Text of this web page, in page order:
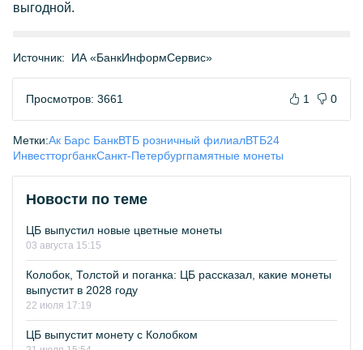
выгодной.
Источник: ИА «БанкИнформСервис»
Просмотров: 3661 1 0
Метки:Ак Барс БанкВТБ розничный филиалВТБ24
ИнвестторгбанкСанкт-Петербургпамятные монеты
Новости по теме
ЦБ выпустил новые цветные монеты
03 августа 15:15
Колобок, Толстой и поганка: ЦБ рассказал, какие монеты
выпустит в 2028 году
22 июля 17:19
ЦБ выпустит монету с Колобком